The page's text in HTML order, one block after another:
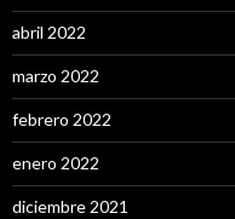
abril 2022
marzo 2022
febrero 2022
enero 2022
diciembre 2021